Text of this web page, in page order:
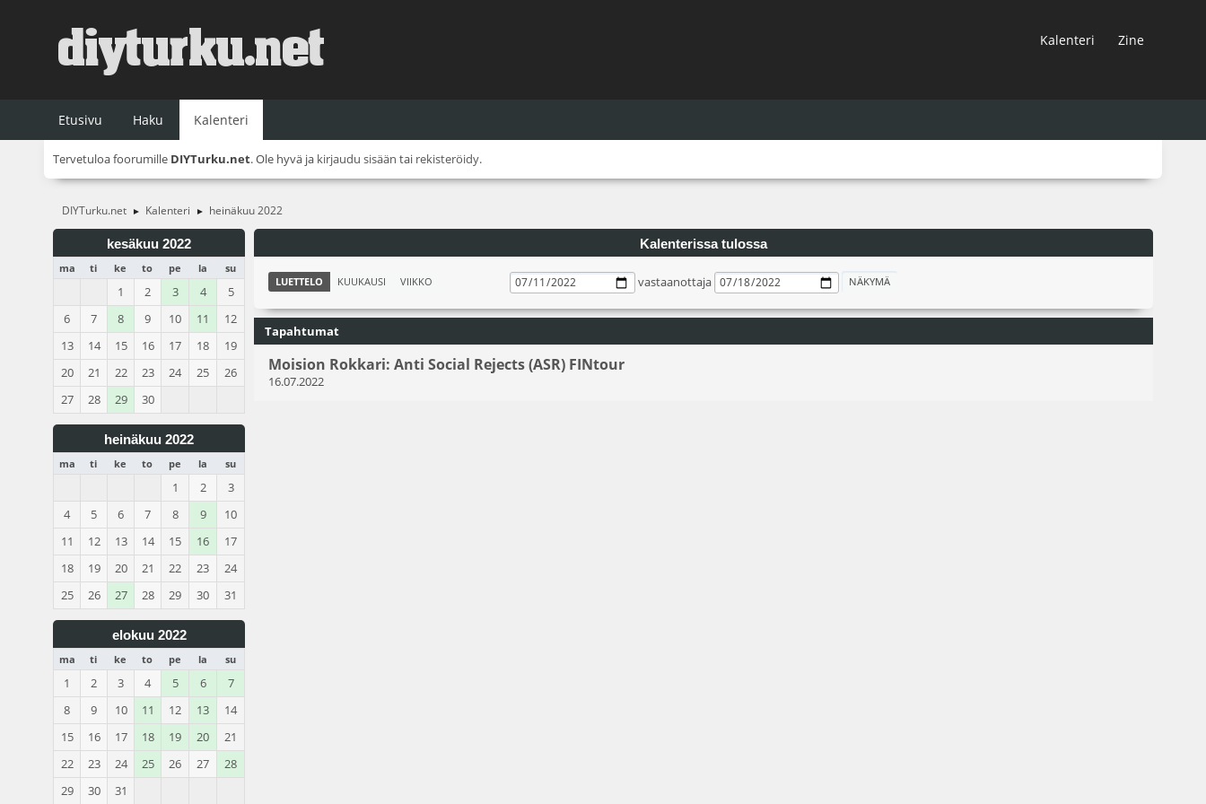
Kalenteri Zine
Etusivu Haku Kalenteri
Tervetuloa foorumille DIYTurku.net. Ole hyvä ja kirjaudu sisään tai rekisteröidy.
DIYTurku.net ► Kalenteri ► heinäkuu 2022
kesäkuu 2022
ma ti ke to pe la su
1 2 3 4
5
6
7 8 9 10 11
12
13
14 15 16 17 18
19
20
21 22 23 24 25
26
27
28 29 30
heinäkuu 2022
ma ti ke to pe la su
1 2
3
4
5 6 7 8 9
10
11
12 13 14 15 16
17
18
19 20 21 22 23
24
25
26 27 28 29 30 31
elokuu 2022
ma ti ke to pe la su
1 2 3 4 5 6
7
8
9 10 11 12 13
14
15
16 17 18 19 20
21
22
23 24 25 26 27
28
29
30 31
Kalenterissa tulossa
LUETTELO KUUKAUSI VIIKKO vastaanottaja
Tapahtumat
Moision Rokkari: Anti Social Rejects (ASR) FINtour
16.07.2022